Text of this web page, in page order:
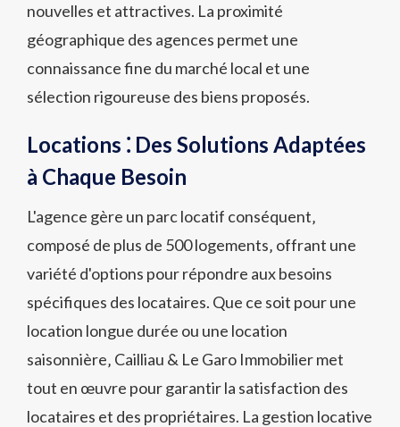
nouvelles et attractives. La proximité
géographique des agences permet une
connaissance fine du marché local et une
sélection rigoureuse des biens proposés.
Locations ⁚ Des Solutions Adaptées
à Chaque Besoin
L'agence gère un parc locatif conséquent‚
composé de plus de 500 logements‚ offrant une
variété d'options pour répondre aux besoins
spécifiques des locataires. Que ce soit pour une
location longue durée ou une location
saisonnière‚ Cailliau & Le Garo Immobilier met
tout en œuvre pour garantir la satisfaction des
locataires et des propriétaires. La gestion locative